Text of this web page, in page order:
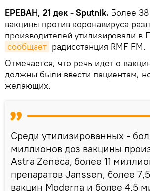
ЕРЕВАН, 21 дек - Sputnik. Более
вакцины против коронавируса
производителей утилизировали
сообщает радиостанция RMF FM.
Отмечается, что речь идет о
должны были ввести пациентам,
желающих.
Среди утилизированных -
миллионов доз вакцины
Astra Zeneca, более 11
препаратов Janssen, более
вакцин Moderna и более 4,5